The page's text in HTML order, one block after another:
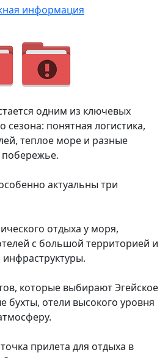
информация
одним из ключевых
сезона: понятная логистика,
теплое море и разные
актуальны три
отдыха у моря,
с большой территорией и
которые выбирают Эгейское
бухты, отели высокого уровня
прилета для отдыха в